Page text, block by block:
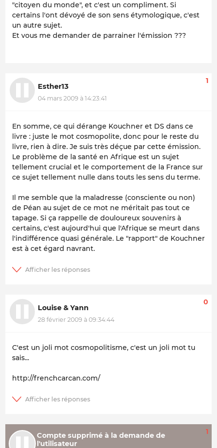
"citoyen du monde", et c'est un compliment. Si
certains l'ont dévoyé de son sens étymologique, c'est
un autre sujet.
Et vous me demander de parrainer l'émission ???
Esther13
04 mars 2009 à 14:23:41
1
En somme, ce qui dérange Kouchner et DS dans ce
livre : juste le mot cosmopolite, donc pour le reste du
livre, rien à dire. Je suis très déçue par cette émission.
Le problème de la santé en Afrique est un sujet
tellement crucial et le comportement de la France sur
ce sujet tellement nulle dans touts les sens du terme.
Il me semble que la maladresse (consciente ou non)
de Péan au sujet de ce mot ne méritait pas tout ce
tapage. Si ça rappelle de douloureux souvenirs à
certains, c'est aujourd'hui que l'Afrique se meurt dans
l'indifférence quasi générale. Le "rapport" de Kouchner
est à cet égard navrant.
Louise & Yann
28 février 2009 à 09:34:44
0
C'est un joli mot cosmopolitisme, c'est un joli mot tu
sais...
http://frenchcarcan.com/
Compte supprimé à la demande de
l'utilisateur
1